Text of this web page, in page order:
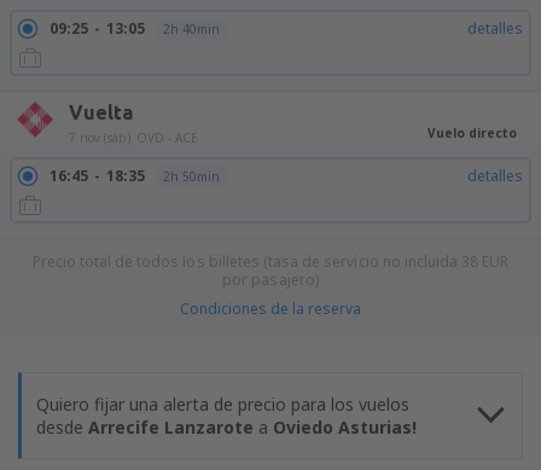
09:25 13:05 2h 40min detalles
Vuelta
7 nov (sáb) OVD - ACE Vuelo directo
16:45 18:35 2h 50min detalles
Precio total de todos los billetes (tasa de servicio no incluida 38 EUR
por pasajero)
Condiciones de la reserva
Quiero fijar una alerta de precio para los vuelos
desde Arrecife Lanzarote a Oviedo Asturias!